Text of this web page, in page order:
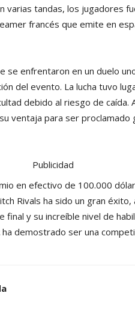
varias tandas, los jugadores
francés que emite en
se enfrentaron en un duelo
del evento. La lucha tuvo
debido al riesgo de caída.
ventaja para ser proclamado
Publicidad
en efectivo de 100.000
Rivals ha sido un gran éxito,
final y su increíble nivel de
ha demostrado ser una